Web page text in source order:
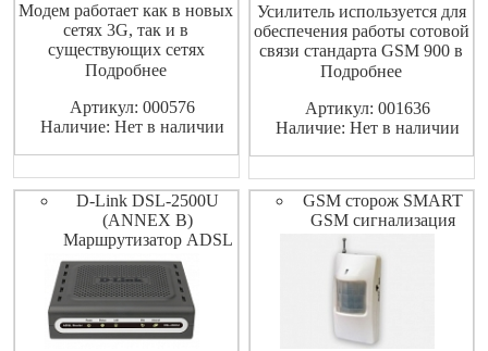
Модем работает как в новых
сетях 3G, так и в
существующих сетях
мобильной связи GSM. Он
беспроводной доступ в
интернет в любом
модем с возможностью
подключения внешней
антенны.
Подробнее
Артикул: 000576
Наличие: Нет в наличии
Усилитель используется для
обеспечения работы сотовой
связи стандарта GSM 900 в
местах со слабым уровнем
отсутствии сигнала.В
усилителе обеспечивается
направлениях, независимые
ручная и автоматичес
Подробнее
Артикул: 001636
Наличие: Нет в наличии
D-Link DSL-2500U
(ANNEX B)
Маршрутизатор ADSL
GSM сторож SMART
GSM сигнализация